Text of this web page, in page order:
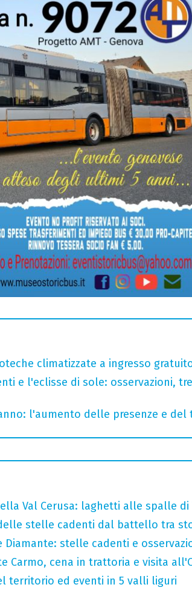
climatizzate a ingresso
e l'eclisse di sole: osservazioni,
l'aumento delle presenze e del
Val Cerusa: laghetti alle spalle di
stelle cadenti dal battello tra
Diamante: stelle cadenti e
Carmo, cena in trattoria e visita
territorio ed eventi in 5 valli liguri